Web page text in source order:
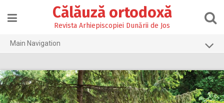
content
Călăuză ortodoxă
Revista Arhiepiscopiei Dunării de Jos
Main Navigation
2026
2025